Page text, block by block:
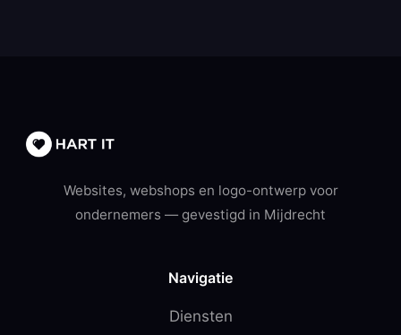
Websites, webshops en logo-ontwerp voor
ondernemers — gevestigd in Mijdrecht
Navigatie
Diensten